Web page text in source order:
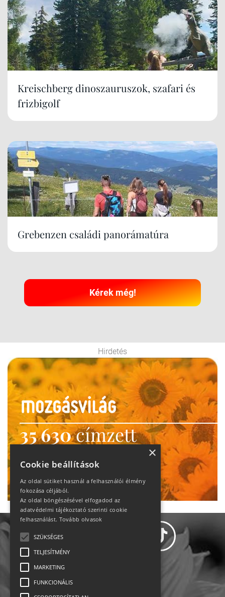
Kreischberg dinoszauruszok, szafari és
frizbigolf
Grebenzen családi panorámatúra
Kérek még!
Hirdetés
35 630címzett
heti motiváció
Ne maradj le!
×
Cookie beállítások
Az oldal sütiket használ a felhasználói élmény
fokozása céljából.
Az oldal böngészésével elfogadod az
adatvédelmi tájékoztató szerinti cookie
felhasználást. Tovább olvasok
SZÜKSÉGES
TELJESÍTMÉNY
MARKETING
FUNKCIONÁLIS